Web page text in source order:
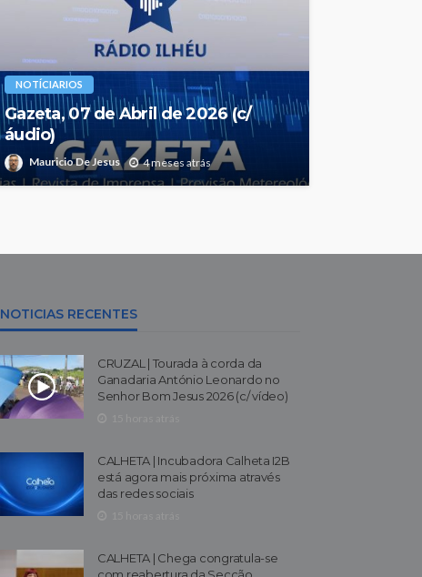
NOTÍCIARIOS
Gazeta, 07 de Abril de 2026 (c/
áudio)
Mauricio De Jesus 4 meses atrás
NOTICIAS RECENTES
CRUZAL | Tourada à corda da
Ganadaria António Leonardo no
Senhor Bom Jesus 2026 (c/ vídeo)
CALHETA | Incubadora Calheta I2B
está agora mais próxima através
das redes sociais
CALHETA | Chega congratula-se